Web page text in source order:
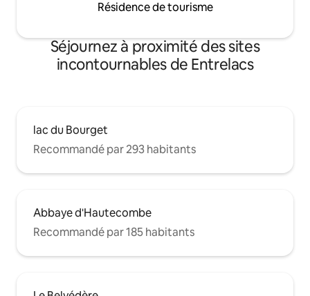
Résidence de tourisme
Séjournez à proximité des sites
incontournables de Entrelacs
lac du Bourget
Recommandé par 293 habitants
Abbaye d'Hautecombe
Recommandé par 185 habitants